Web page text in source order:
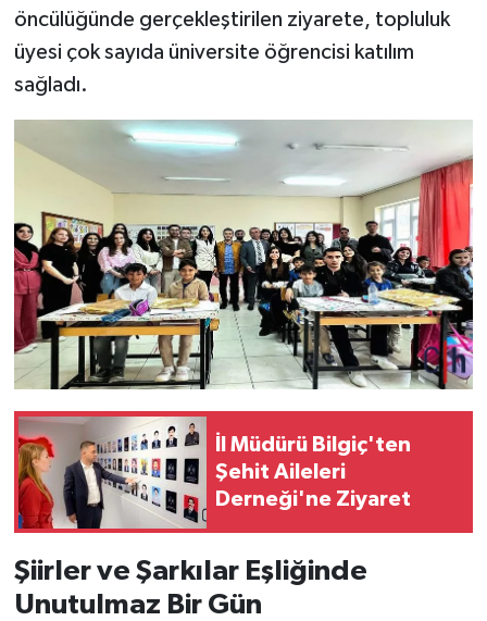
öncülüğünde gerçekleştirilen ziyarete, topluluk
üyesi çok sayıda üniversite öğrencisi katılım
sağladı.
İl Müdürü Bilgiç'ten
Şehit Aileleri
Derneği'ne Ziyaret
Şiirler ve Şarkılar Eşliğinde
Unutulmaz Bir Gün
TEKNOLOJİ
YAŞAM